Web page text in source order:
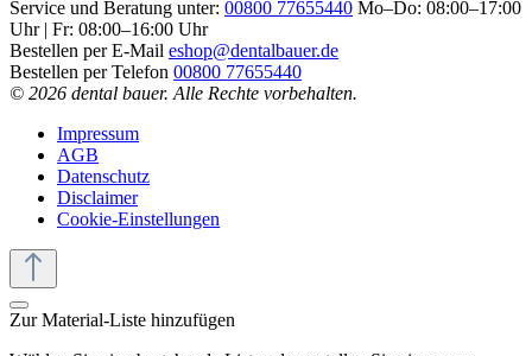
Service und Beratung unter: 00800 77655440 Mo–Do: 08:00–17:00
Uhr | Fr: 08:00–16:00 Uhr
Bestellen per E-Mail eshop@dentalbauer.de
Bestellen per Telefon 00800 77655440
© 2026 dental bauer. Alle Rechte vorbehalten.
Impressum
AGB
Datenschutz
Disclaimer
Cookie-Einstellungen
Zur Material-Liste hinzufügen